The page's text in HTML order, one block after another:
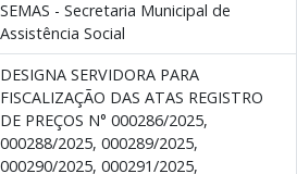
SEMAS - Secretaria Municipal de
Assistência Social
DESIGNA SERVIDORA PARA
FISCALIZAÇÃO DAS ATAS REGISTRO
DE PREÇOS N° 000286/2025,
000288/2025, 000289/2025,
000290/2025, 000291/2025,